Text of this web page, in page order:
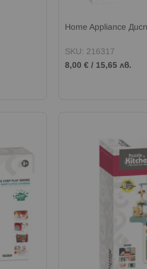
Home Appliance
SKU: 216317
8,00 € / 15,65 лв.